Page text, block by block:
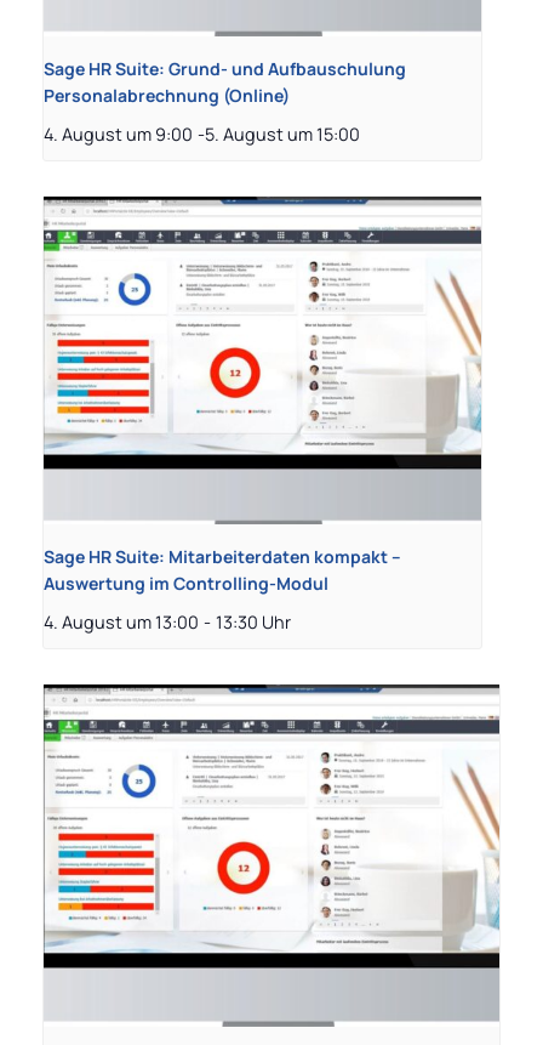
Sage HR Suite: Grund- und Aufbauschulung
Personalabrechnung (Online)
4. August um 9:00 -5. August um 15:00
Sage HR Suite: Mitarbeiterdaten kompakt –
Auswertung im Controlling-Modul
4. August um 13:00 - 13:30